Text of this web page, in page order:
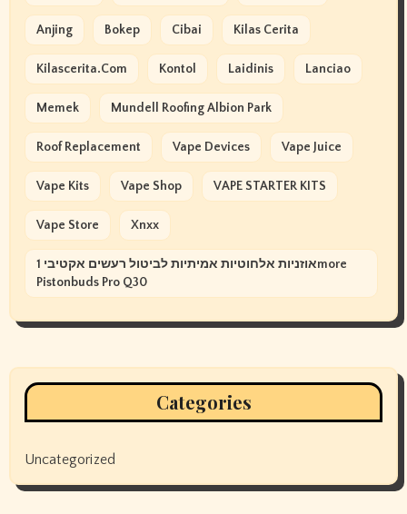
Anjing Bokep Cibai Kilas Cerita
Kilascerita.com Kontol Laidinis Lanciao
Memek Mundell Roofing Albion Park
Roof Replacement Vape Devices Vape Juice
Vape Kits Vape Shop VAPE STARTER KITS
Vape Store Xnxx
אוזניות אלחוטיות אמיתיות לביטול רעשים אקטיבי 1more
Pistonbuds Pro Q30
Categories
Uncategorized